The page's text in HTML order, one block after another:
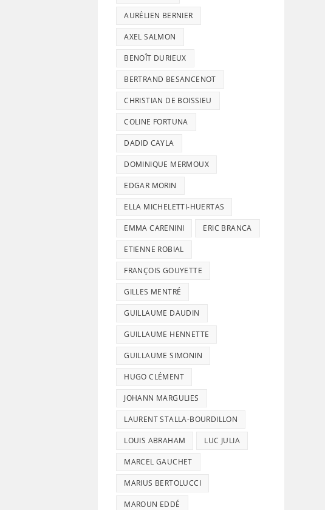
AURÉLIEN BERNIER
AXEL SALMON
BENOÎT DURIEUX
BERTRAND BESANCENOT
CHRISTIAN DE BOISSIEU
COLINE FORTUNA
DADID CAYLA
DOMINIQUE MERMOUX
EDGAR MORIN
ELLA MICHELETTI-HUERTAS
EMMA CARENINI ERIC BRANCA
ETIENNE ROBIAL
FRANÇOIS GOUYETTE
GILLES MENTRÉ
GUILLAUME DAUDIN
GUILLAUME HENNETTE
GUILLAUME SIMONIN
HUGO CLÉMENT
JOHANN MARGULIES
LAURENT STALLA-BOURDILLON
LOUIS ABRAHAM LUC JULIA
MARCEL GAUCHET
MARIUS BERTOLUCCI
MAROUN EDDÉ